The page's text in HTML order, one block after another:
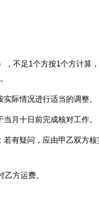
，不足1个方按1个方计算
际情况进行适当的调整。
月十日前完成核对工作。
有疑问，应由甲乙双方核
方运费。